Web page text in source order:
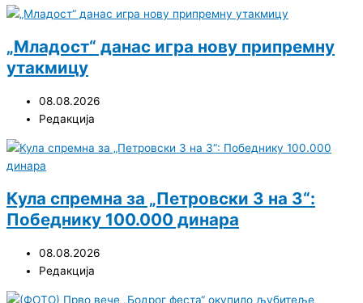
„Младост“ данас игра нову припремну
утакмицу
08.08.2026
Редакција
Кула спремна за „Петровски 3 на 3“:
Победнику 100.000 динара
08.08.2026
Редакција